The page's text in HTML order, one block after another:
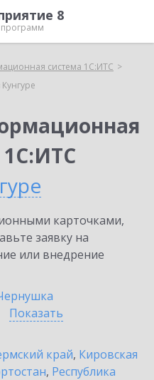
8
система 1С:ИТС
1С:ИТС
карточками,
заявку на
или внедрение
Показать
край, Кировская
, Республика